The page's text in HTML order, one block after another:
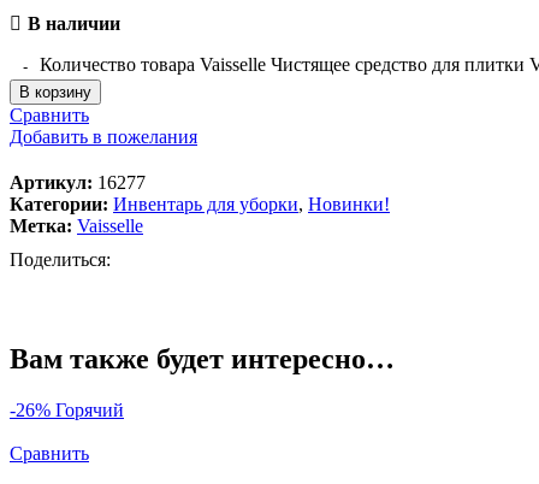
В наличии
Количество товара Vaisselle Чистящее средство для плитки
В корзину
Сравнить
Добавить в пожелания
Артикул: 16277
Категории: Инвентарь для уборки, Новинки!
Метка: Vaisselle
Поделиться:
Вам также будет интересно…
-26% Горячий
Сравнить